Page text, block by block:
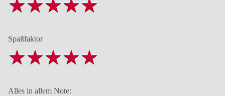
Spaßfaktor
Alles in allem Note: